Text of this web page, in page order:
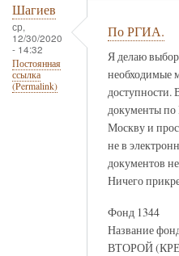
Шагиев
ср,
12/30/2020
- 14:32
Постоянная
ссылка
(Permalink)
По РГИА.
Я делаю
необходимые
доступности.
документы по
Москву и
не в
документов
Ничего
Фонд 1344
Название
ВТОРОЙ